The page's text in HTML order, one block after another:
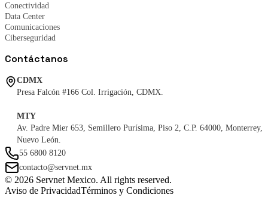
Conectividad
Data Center
Comunicaciones
Ciberseguridad
Contáctanos
CDMX
Presa Falcón #166 Col. Irrigación, CDMX.
MTY
Av. Padre Mier 653, Semillero Purísima, Piso 2, C.P. 64000, Monterrey,
Nuevo León.
55 6800 8120
contacto@servnet.mx
© 2026 Servnet Mexico. All rights reserved.
Aviso de PrivacidadTérminos y Condiciones